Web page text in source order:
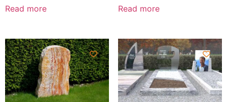
Read more Read more